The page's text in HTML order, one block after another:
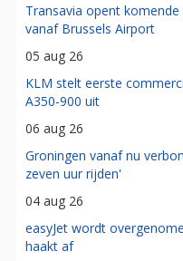
Transavia opent
vanaf Brussels Airport
05 aug 26
KLM stelt eerste
A350-900 uit
06 aug 26
Groningen vanaf nu
zeven uur rijden'
04 aug 26
easyJet wordt
haakt af